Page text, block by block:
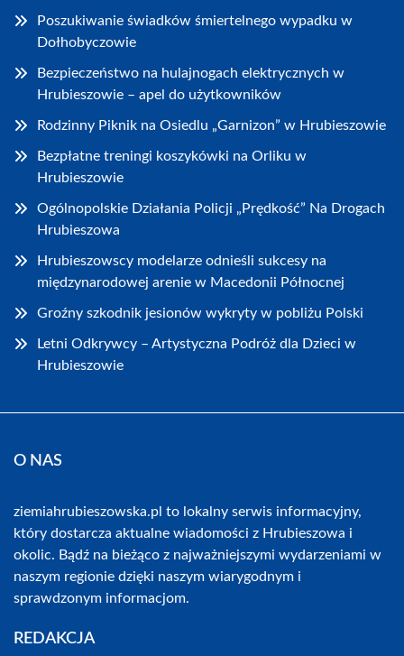
Poszukiwanie świadków śmiertelnego wypadku w
Dołhobyczowie
Bezpieczeństwo na hulajnogach elektrycznych w
Hrubieszowie – apel do użytkowników
Rodzinny Piknik na Osiedlu „Garnizon” w Hrubieszowie
Bezpłatne treningi koszykówki na Orliku w
Hrubieszowie
Ogólnopolskie Działania Policji „Prędkość” Na Drogach
Hrubieszowa
Hrubieszowscy modelarze odnieśli sukcesy na
międzynarodowej arenie w Macedonii Północnej
Groźny szkodnik jesionów wykryty w pobliżu Polski
Letni Odkrywcy – Artystyczna Podróż dla Dzieci w
Hrubieszowie
O NAS
ziemiahrubieszowska.pl to lokalny serwis informacyjny,
który dostarcza aktualne wiadomości z Hrubieszowa i
okolic. Bądź na bieżąco z najważniejszymi wydarzeniami w
naszym regionie dzięki naszym wiarygodnym i
sprawdzonym informacjom.
REDAKCJA